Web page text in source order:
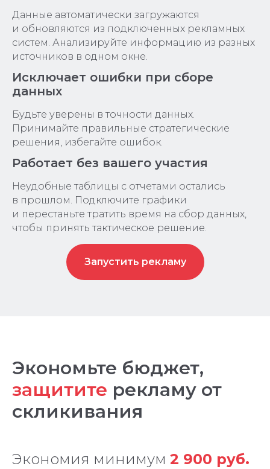
Данные автоматически загружаются
и обновляются из подключенных рекламных
систем. Анализируйте информацию из разных
источников в одном окне.
Исключает ошибки при сборе
данных
Будьте уверены в точности данных.
Принимайте правильные стратегические
решения, избегайте ошибок.
Работает без вашего участия
Неудобные таблицы с отчетами остались
в прошлом. Подключите графики
и перестаньте тратить время на сбор данных,
чтобы принять тактическое решение.
Запустить рекламу
Экономьте бюджет,
защитите рекламу от
скликивания
Экономия минимум 2 900 руб.